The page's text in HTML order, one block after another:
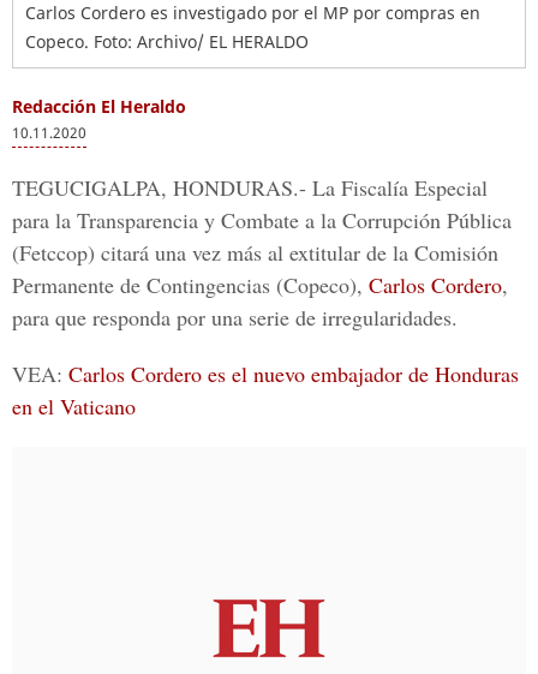
Carlos Cordero es investigado por el MP por compras en
Copeco. Foto: Archivo/ EL HERALDO
Redacción El Heraldo
10.11.2020
TEGUCIGALPA, HONDURAS.- La Fiscalía Especial
para la Transparencia y Combate a la Corrupción Pública
(Fetccop) citará una vez más al extitular de la Comisión
Permanente de Contingencias (Copeco), Carlos Cordero,
para que responda por una serie de irregularidades.
VEA: Carlos Cordero es el nuevo embajador de Honduras
en el Vaticano